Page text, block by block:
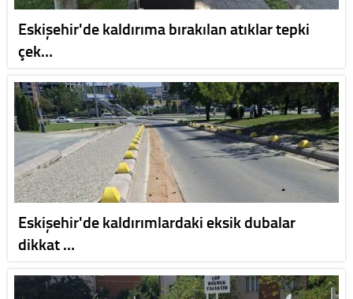
Eskişehir'de kaldırıma bırakılan atıklar tepki
çek…
Eskişehir'de kaldırımlardaki eksik dubalar
dikkat …